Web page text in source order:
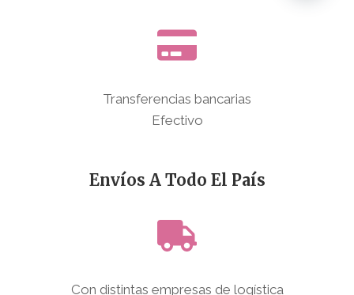
Transferencias bancarias
Efectivo
Envíos A Todo El País
Con distintas empresas de logística